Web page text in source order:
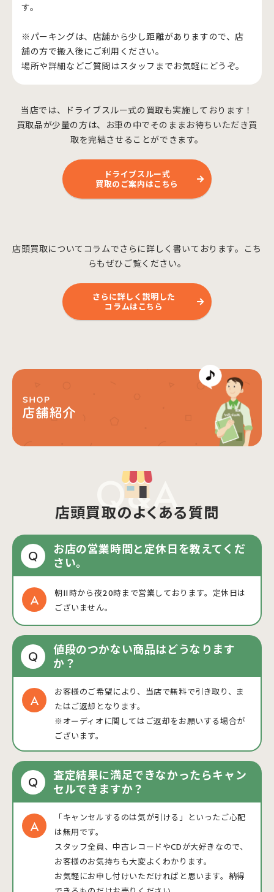
す。
※パーキングは、店舗から少し距離がありますので、店
舗の方で搬入後にご利用ください。
場所や詳細などご質問はスタッフまでお気軽にどうぞ。
当店では、ドライブスルー式の買取も実施しております！
買取品が少量の方は、お車の中でそのままお待ちいただき買
取を完結させることができます。
ドライブスルー式
買取のご案内はこちら
店頭買取についてコラムでさらに詳しく書いております。こち
らもぜひご覧ください。
さらに詳しく説明した
コラムはこちら
Q&A
店頭買取のよくある質問
Q
お店の営業時間と定休日を教えてくだ
さい。
朝11時から夜20時まで営業しております。定休日は
ございません。
Q
値段のつかない商品はどうなります
か？
お客様のご希望により、当店で無料で引き取り、ま
たはご返却となります。
※オーディオに関してはご返却をお願いする場合が
ございます。
Q
査定結果に満足できなかったらキャン
セルできますか？
「キャンセルするのは気が引ける」といったご心配
は無用です。
スタッフ全員、中古レコードやCDが大好きなので、
お客様のお気持ちも大変よくわかります。
お気軽にお申し付けいただければと思います。納得